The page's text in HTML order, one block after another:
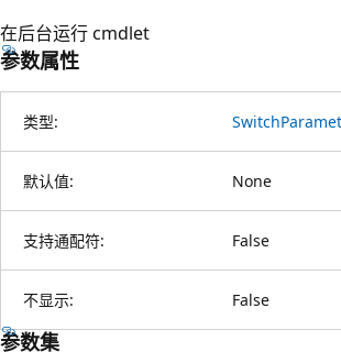
在后台运行 cmdlet
参数属性
类型:
默认值: None
支持通配符: False
不显示: False
参数集